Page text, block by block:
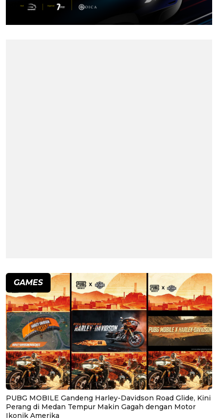
GAMES
PUBG MOBILE Gandeng Harley-Davidson Road Glide, Kini
Perang di Medan Tempur Makin Gagah dengan Motor
Ikonik Amerika